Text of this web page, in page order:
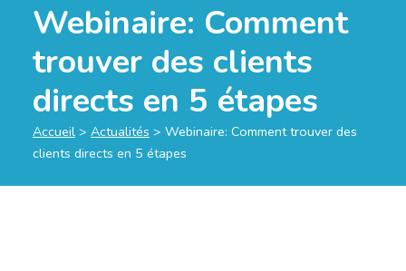
Webinaire: Comment
trouver des clients
directs en 5 étapes
Accueil > Actualités > Webinaire: Comment trouver des
clients directs en 5 étapes